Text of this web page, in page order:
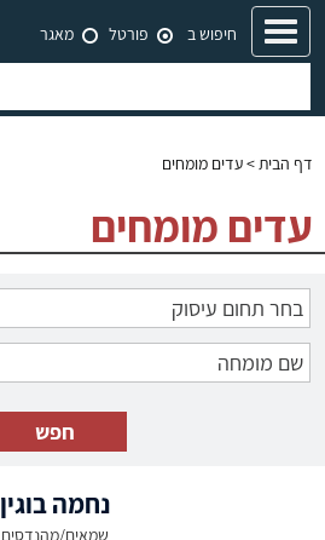
Toggle
navigation
חיפוש ב פורטל מאגר
דף הבית> עדים מומחים
עדים מומחים
נחמה בוגין
שמאים/מהנדסים